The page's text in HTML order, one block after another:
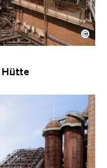
Hütte mit
Hütte | Karl
©
Hütte